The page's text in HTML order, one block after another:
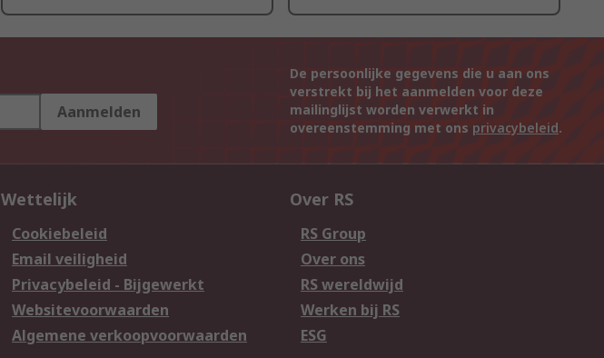
Aanmelden
De persoonlijke gegevens die u aan ons
verstrekt bij het aanmelden voor deze
mailinglijst worden verwerkt in
overeenstemming met ons privacybeleid.
Wettelijk
Cookiebeleid
Email veiligheid
Privacybeleid - Bijgewerkt
Websitevoorwaarden
Algemene verkoopvoorwaarden
Over RS
RS Group
Over ons
RS wereldwijd
Werken bij RS
ESG